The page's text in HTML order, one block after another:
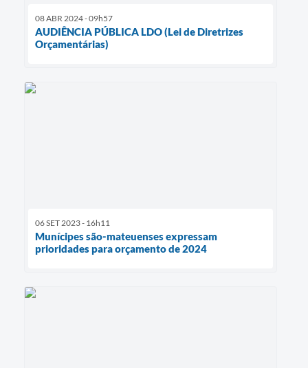
08 ABR 2024 - 09h57
AUDIÊNCIA PÚBLICA LDO (Lei de Diretrizes
Orçamentárias)
06 SET 2023 - 16h11
Munícipes são-mateuenses expressam
prioridades para orçamento de 2024